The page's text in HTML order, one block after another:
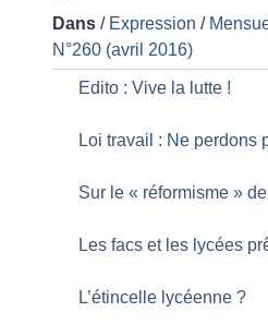
Dans / Expression /
N°260 (avril 2016)
Edito : Vive la lutte !
Loi travail : Ne perdons
Sur le « réformisme »
Les facs et les lycées
L’étincelle lycéenne ?